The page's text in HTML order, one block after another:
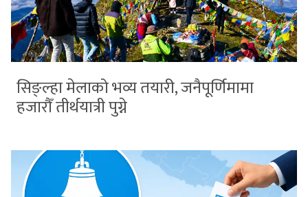
सिङ्ल्हा मेलाको भव्य तयारी, जनैपूर्णिमामा
हजारौँ तीर्थयात्री पुग्ने